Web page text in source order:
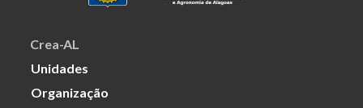
Crea-AL
Unidades
Organização